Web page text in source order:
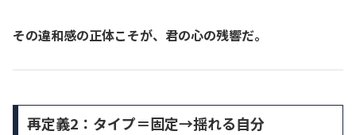
その違和感の正体こそが、君の心の残響だ。
再定義2：タイプ＝固定→揺れる自分